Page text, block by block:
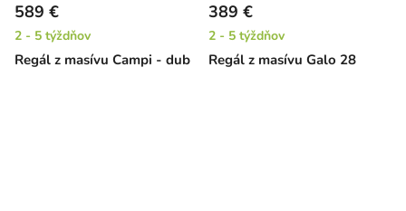
Regál z masívu Campi - dub
589 €
2 - 5 týždňov
Regál z masívu Galo 28
389 €
2 - 5 týždňov